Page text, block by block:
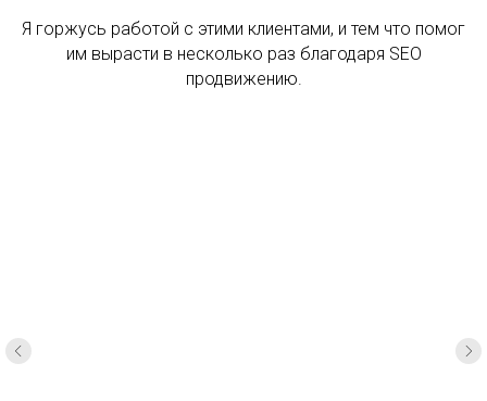
Я горжусь работой с этими клиентами, и тем что помог
им вырасти в несколько раз благодаря SEO
продвижению.